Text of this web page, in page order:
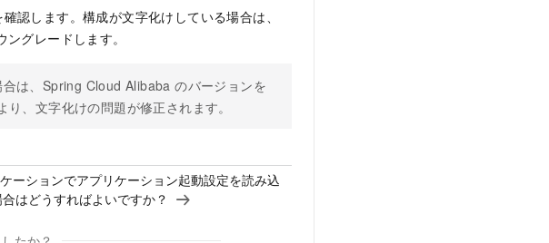
認します。構成が文字化けしている場合は、
グレードします。
は、Spring Cloud Alibaba のバージョンを
、文字化けの問題が修正されます。
ーションでアプリケーション起動設定を読み込
はどうすればよいですか？